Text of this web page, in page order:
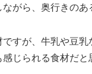
がら、奥行きのあ
ですが、牛乳や豆
じられる食材だと